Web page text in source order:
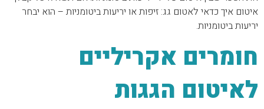
איטום איך כדאי לאטום גג: זיפות או יריעות ביטומניות – הוא יבחר
יריעות ביטומניות.
חומרים אקריליים
לאיטום הגגות